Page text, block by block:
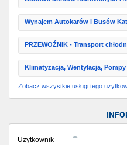
Wynajem Autokarów i Busów
PRZEWOŹNIK - Transport
Klimatyzacja, Wentylacja, Pompy
Zobacz wszystkie usługi tego
Użytkownik